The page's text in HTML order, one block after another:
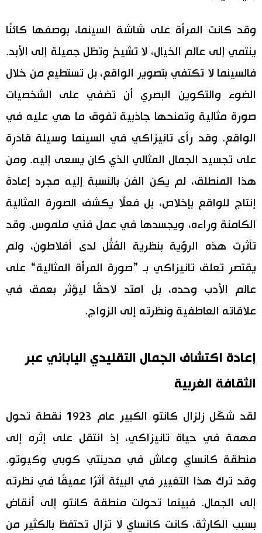
وقد كانت المرأة على شاشة السينما، بوصفها كائنًا
ينتمي إلى عالم الخيال، لا تشيخ وتظل جميلة إلى الأبد.
فالسينما لا تكتفي بتصوير الواقع، بل تستطيع من خلال
الضوء والتكوين البصري أن تضفي على الشخصيات
صورة مثالية وتمنحها جاذبية تفوق ما هي عليه في
الواقع. وقد رأى تانيزاكي في السينما وسيلة قادرة
على تجسيد الجمال المثالي الذي كان يسعى إليه. ومن
هذا المنطلق، لم يكن الفن بالنسبة إليه مجرد إعادة
إنتاج للواقع بإخلاص، بل فعلًا يكشف الصورة المثالية
الكامنة وراءه، ويجسدها في عمل فني ملموس. وقد
تأثرت هذه الرؤية بنظرية المُثُل لدى أفلاطون، ولم
يقتصر تعلق تانيزاكي بـ ”صورة المرأة المثالية“ على
عالم الأدب وحده، بل امتد لاحقًا ليؤثر بعمق في
علاقاته العاطفية ونظرته إلى الزواج.
إعادة اكتشاف الجمال التقليدي الياباني عبر
الثقافة الغربية
لقد شكّل زلزال كانتو الكبير عام 1923 نقطة تحول
مهمة في حياة تانيزاكي، إذ انتقل على إثره إلى
منطقة كانساي وعاش في مدينتي كوبي وكيوتو.
وقد ترك هذا التغيير في البيئة أثرًا عميقًا في نظرته
إلى الجمال. فبينما تحولت منطقة كانتو إلى أنقاض
بسبب الكارثة، كانت كانساي لا تزال تحتفظ بالكثير من